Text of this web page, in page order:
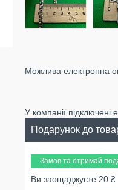
У компанії
Подарунок до
Замов та отримай
Ви заощаджуєте 20 ₴